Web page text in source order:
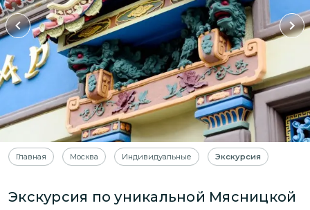
Главная Москва Индивидуальные Экскурсия
Экскурсия по уникальной Мясницкой